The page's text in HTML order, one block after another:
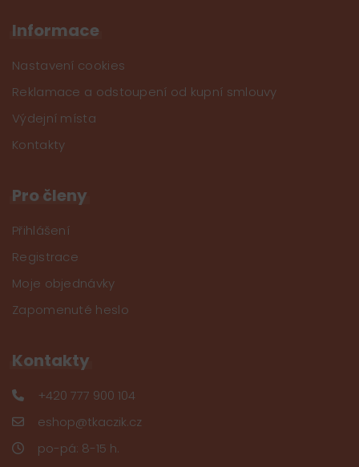
Informace
Nastavení cookies
Reklamace a odstoupení od kupní smlouvy
Výdejní místa
Kontakty
Pro členy
Přihlášení
Registrace
Moje objednávky
Zapomenuté heslo
Kontakty
+420 777 900 104
eshop@tkaczik.cz
po-pá: 8-15 h.